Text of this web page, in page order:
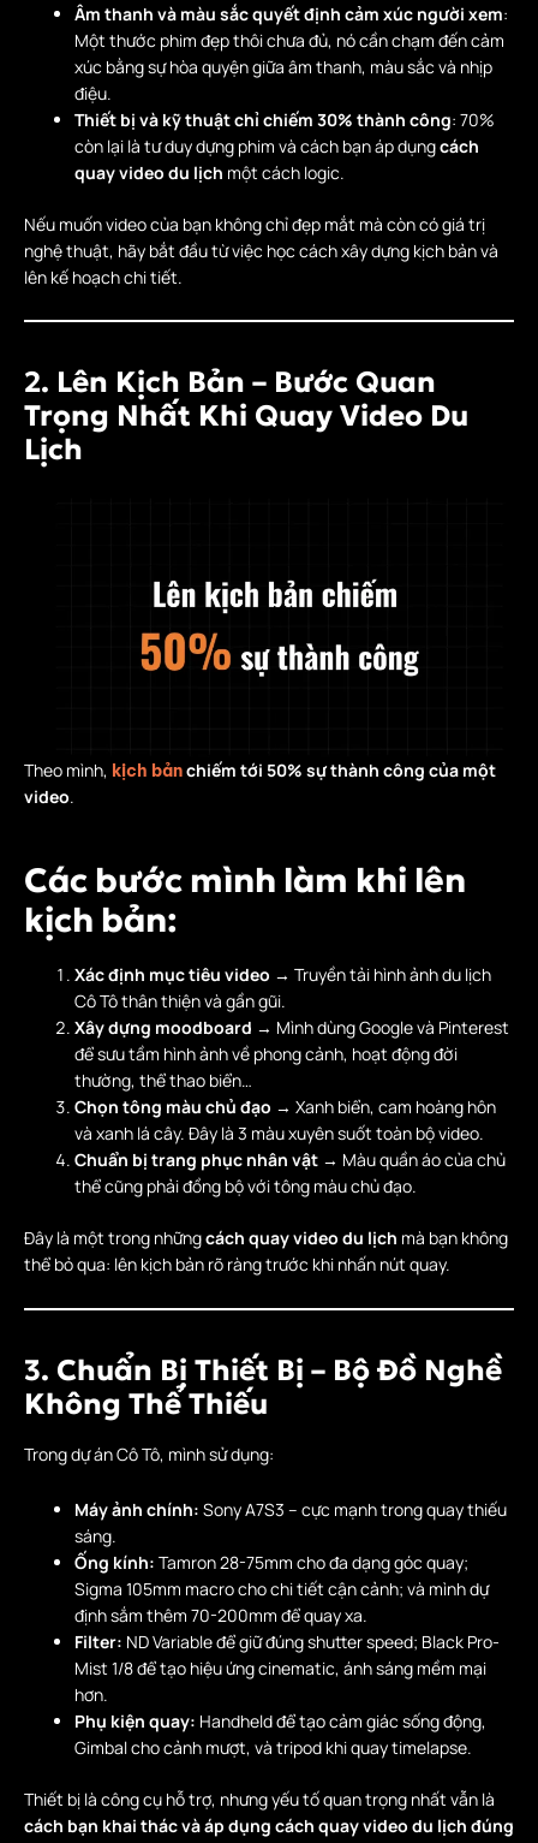
Âm thanh và màu sắc quyết định cảm xúc người xem:
Một thước phim đẹp thôi chưa đủ, nó cần chạm đến cảm
xúc bằng sự hòa quyện giữa âm thanh, màu sắc và nhịp
điệu.
Thiết bị và kỹ thuật chỉ chiếm 30% thành công: 70%
còn lại là tư duy dựng phim và cách bạn áp dụngcách
quay video du lịch một cách logic.
Nếu muốn video của bạn không chỉ đẹp mắt mà còn có giá trị
nghệ thuật, hãy bắt đầu từ việc học cách xây dựng kịch bản và
lên kế hoạch chi tiết.
2. Lên Kịch Bản – Bước Quan
Trọng Nhất Khi Quay Video Du
Lịch
Theo mình, kịch bảnchiếm tới 50% sự thành công của một
video.
Các bước mình làm khi lên
kịch bản:
Xác định mục tiêu video → Truyền tải hình ảnh du lịch
Cô Tô thân thiện và gần gũi.
Xây dựng moodboard → Mình dùng Google và Pinterest
để sưu tầm hình ảnh về phong cảnh, hoạt động đời
thường, thể thao biển…
Chọn tông màu chủ đạo → Xanh biển, cam hoàng hôn
và xanh lá cây. Đây là 3 màu xuyên suốt toàn bộ video.
Chuẩn bị trang phục nhân vật → Màu quần áo của chủ
thể cũng phải đồng bộ với tông màu chủ đạo.
Đây là một trong nhữngcách quay video du lịch mà bạn không
thể bỏ qua: lên kịch bản rõ ràng trước khi nhấn nút quay.
3. Chuẩn Bị Thiết Bị – Bộ Đồ Nghề
Không Thể Thiếu
Trong dự án Cô Tô, mình sử dụng:
Máy ảnh chính: Sony A7S3 – cực mạnh trong quay thiếu
sáng.
Ống kính: Tamron 28-75mm cho đa dạng góc quay;
Sigma 105mm macro cho chi tiết cận cảnh; và mình dự
định sắm thêm 70-200mm để quay xa.
Filter: ND Variable để giữ đúng shutter speed; Black Pro-
Mist 1/8 để tạo hiệu ứng cinematic, ánh sáng mềm mại
hơn.
Phụ kiện quay: Handheld để tạo cảm giác sống động,
Gimbal cho cảnh mượt, và tripod khi quay timelapse.
Thiết bị là công cụ hỗ trợ, nhưng yếu tố quan trọng nhất vẫn là
cách bạn khai thác và áp dụng cách quay video du lịch đúng